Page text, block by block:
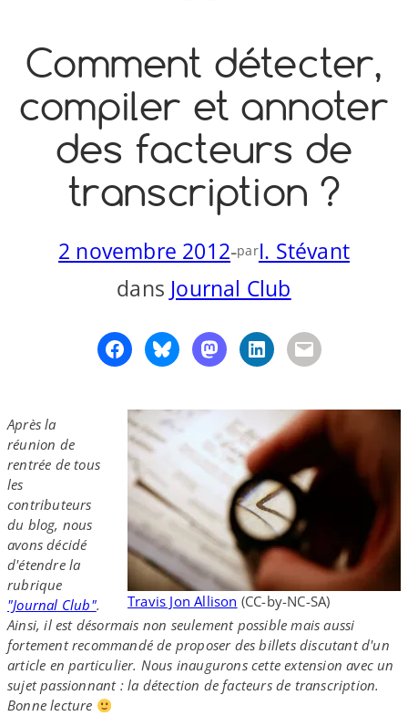
Comment détecter,
compiler et annoter
des facteurs de
transcription ?
2 novembre 2012-parI. Stévant
dans Journal Club
Travis Jon Allison (CC-​by-​NC-​SA)
Après la
réunion de
rentrée de tous
les
contributeurs
du blog, nous
avons décidé
d'étendre la
rubrique
"Journal Club".
Ainsi, il est désormais non seulement possible mais aussi
fortement recommandé de proposer des billets discutant d'un
article en particulier. Nous inaugurons cette extension avec un
sujet passionnant : la détection de facteurs de transcription.
Bonne lecture